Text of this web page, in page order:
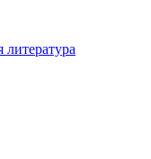
литература